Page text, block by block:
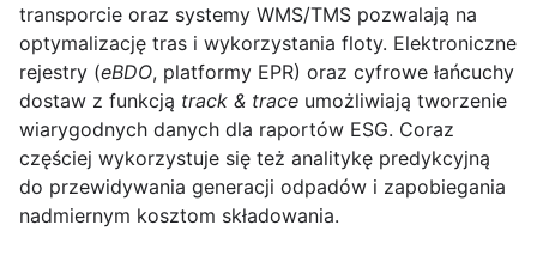
transporcie oraz systemy WMS/TMS pozwalają na
optymalizację tras i wykorzystania floty. Elektroniczne
rejestry (eBDO, platformy EPR) oraz cyfrowe łańcuchy
dostaw z funkcją track & trace umożliwiają tworzenie
wiarygodnych danych dla raportów ESG. Coraz
częściej wykorzystuje się też analitykę predykcyjną
do przewidywania generacji odpadów i zapobiegania
nadmiernym kosztom składowania.